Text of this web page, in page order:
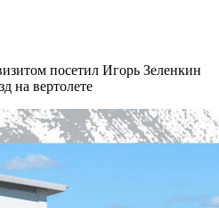
посетил Игорь Зеленкин
на вертолете